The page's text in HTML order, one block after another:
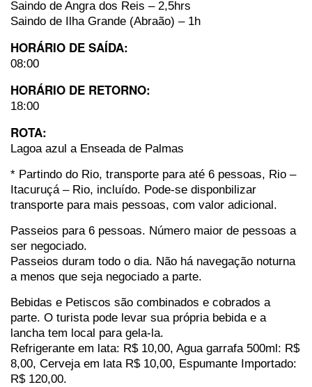
Saindo de Angra dos Reis – 2,5hrs
Saindo de Ilha Grande (Abraão) – 1h
HORÁRIO DE SAÍDA:
08:00
HORÁRIO DE RETORNO:
18:00
ROTA:
Lagoa azul a Enseada de Palmas
* Partindo do Rio, transporte para até 6 pessoas, Rio –
Itacuruçá – Rio, incluído. Pode-se disponbilizar
transporte para mais pessoas, com valor adicional.
Passeios para 6 pessoas. Número maior de pessoas a
ser negociado.
Passeios duram todo o dia. Não há navegação noturna
a menos que seja negociado a parte.
Bebidas e Petiscos são combinados e cobrados a
parte. O turista pode levar sua própria bebida e a
lancha tem local para gela-la.
Refrigerante em lata: R$ 10,00, Agua garrafa 500ml: R$
8,00, Cerveja em lata R$ 10,00, Espumante Importado:
R$ 120,00.